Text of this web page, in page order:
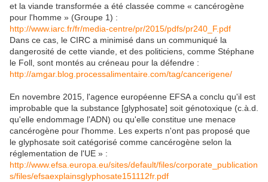
et la viande transformée a été classée comme « cancérogène
pour l'homme » (Groupe 1) :
http://www.iarc.fr/fr/media-centre/pr/2015/pdfs/pr240_F.pdf
Dans ce cas, le CIRC a minimisé dans un communiqué la
dangerosité de cette viande, et des politiciens, comme Stéphane
le Foll, sont montés au créneau pour la défendre :
http://amgar.blog.processalimentaire.com/tag/cancerigene/
En novembre 2015, l'agence européenne EFSA a conclu qu'il est
improbable que la substance [glyphosate] soit génotoxique (c.à.d.
qu'elle endommage l'ADN) ou qu'elle constitue une menace
cancérogène pour l'homme. Les experts n'ont pas proposé que
le glyphosate soit catégorisé comme cancérogène selon la
réglementation de l'UE » :
http://www.efsa.europa.eu/sites/default/files/corporate_publication
s/files/efsaexplainsglyphosate151112fr.pdf